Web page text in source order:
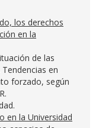
los derechos
en la
de las
en
forzado, según
en la Universidad